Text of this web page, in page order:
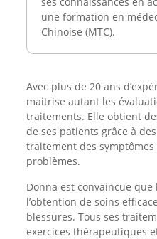
une formation en
Chinoise (MTC).
Avec plus de 20 ans
maitrise autant les
traitements. Elle obtient
de ses patients grâce à
traitement des symptômes
problèmes.
Donna est convaincue que
l’obtention de soins
blessures. Tous ses
exercices thérapeutiques